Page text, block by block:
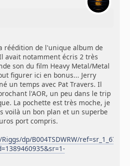
réédition de l'unique album de
avait notamment écris 2 très
son du film Heavy Metal/Metal
figurer ici en bonus... Jerry
un temps avec Pat Travers. Il
l'AOR, un peu dans le trip
La pochette est très moche, je
voilà un bon plan et un superbe
port compris.
dp/B004TSDWRW/ref=sr_1_6?